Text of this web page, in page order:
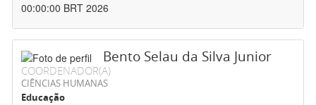
00:00:00 BRT 2026
Bento Selau da Silva Junior
COORDENADOR(A)
CIÊNCIAS HUMANAS
Educação